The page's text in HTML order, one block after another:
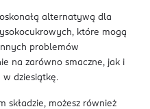
alternatywą dla
które mogą
problemów
na zarówno smaczne, jak i
w dziesiątkę.
składzie, możesz również